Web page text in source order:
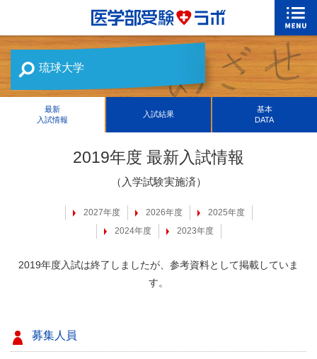
琉球大学
最新
入試情報
入試結果
基本
DATA
2019年度 最新入試情報
（入学試験実施済）
2027年度 2026年度
2025年度
2024年度
2023年度
2019年度入試は終了しましたが、参考資料として掲載していま
す。
募集人員